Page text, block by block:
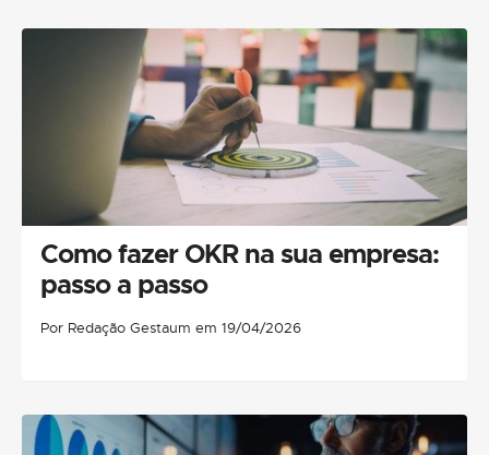
Como fazer OKR na sua empresa:
passo a passo
Por Redação Gestaum em 19/04/2026